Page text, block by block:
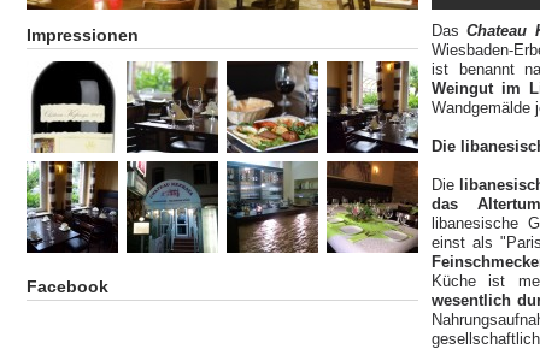
Impressionen
Facebook
DasChateau
Wiesbaden-
ist benannt
Weingut im
Wandgemälde
Die
Die
das Altertum
libanesische
einst als
Küche ist
wesentlich